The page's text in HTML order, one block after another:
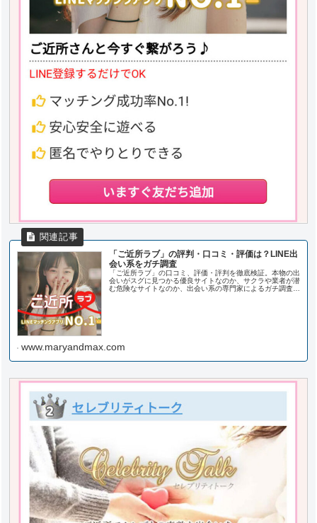
「ご近所ラブ」の評判・口コミ・評価は？LINE出
会い系をガチ調査
「ご近所ラブ」の口コミ、評価・評判を徹底検証。本物の出
会いがスグに見つかる優良サイトなのか、サクラや業者が潜
む危険なサイトなのか、出会い系の専門家によるガチ調査結
www.maryandmax.com